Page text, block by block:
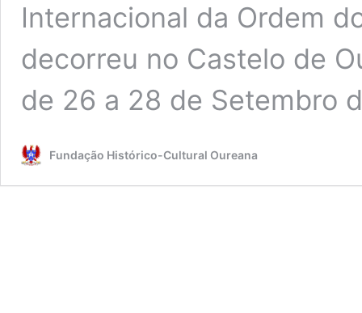
Internacional da Ordem
decorreu no Castelo de
de 26 a 28 de Setembro
Fundação Histórico-Cultural Oureana